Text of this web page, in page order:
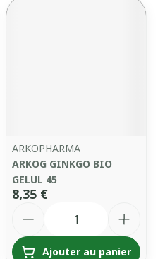
ARKOPHARMA
ARKOG GINKGO BIO
GELUL 45
8,35 €
Ajouter au panier